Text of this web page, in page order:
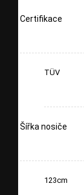
Certifikace
TÜV
Šířka nosiče
123cm